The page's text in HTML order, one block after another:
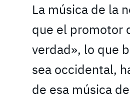
La música de la
que el promotor
verdad», lo que
sea occidental,
de esa música